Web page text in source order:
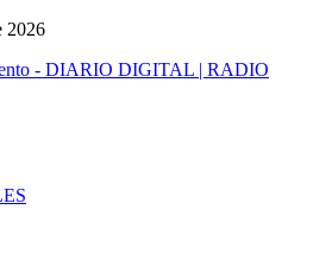
2026
- DIARIO DIGITAL | RADIO